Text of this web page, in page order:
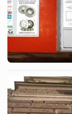
Назад